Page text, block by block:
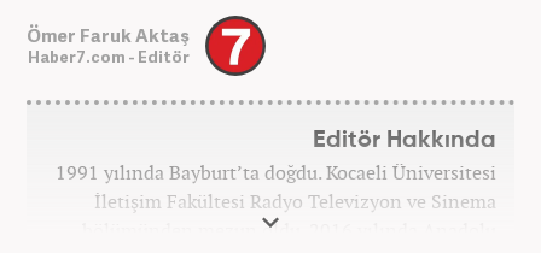
Ömer Faruk Aktaş
Haber7.com - Editör
Editör Hakkında
1991 yılında Bayburt’ta doğdu. Kocaeli Üniversitesi
İletişim Fakültesi Radyo Televizyon ve Sinema
bölümünden mezun oldu. 2016 yılında Anadolu